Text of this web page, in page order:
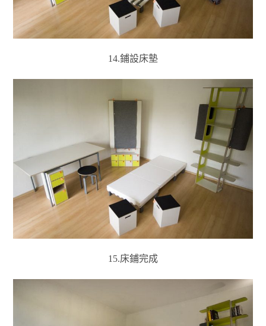
14.鋪設床墊
15.床鋪完成